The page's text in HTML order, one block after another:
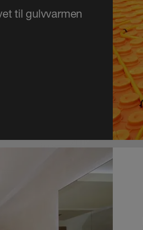
til gulvvarmen